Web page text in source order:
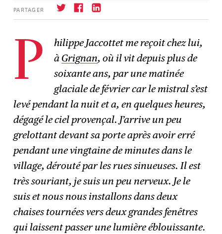
PARTAGER
S'abonner
P
hilippe Jaccottet me reçoit chez lui,
à Grignan, où il vit depuis plus de
soixante ans, par une matinée
glaciale de février car le mistral s’est
levé pendant la nuit et a, en quelques heures,
dégagé le ciel provençal. J’arrive un peu
grelottant devant sa porte après avoir erré
pendant une vingtaine de minutes dans le
village, dérouté par les rues sinueuses. Il est
très souriant, je suis un peu nerveux. Je le
suis et nous nous installons dans deux
chaises tournées vers deux grandes fenêtres
qui laissent passer une lumière éblouissante.